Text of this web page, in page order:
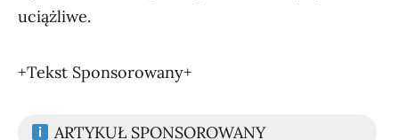
uciążliwe.
+Tekst Sponsorowany+
ARTYKUŁ SPONSOROWANY